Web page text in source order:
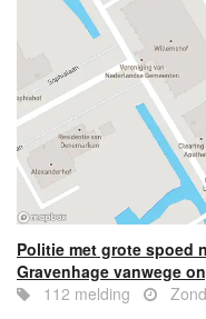
Politie met grote spoed
Gravenhage vanwege
112 melding